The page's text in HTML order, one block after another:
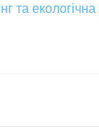
та